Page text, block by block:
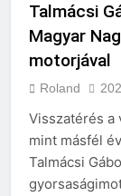
Talmácsi
Magyar
motorjával
Roland
Visszatérés a
mint másfél
Talmácsi